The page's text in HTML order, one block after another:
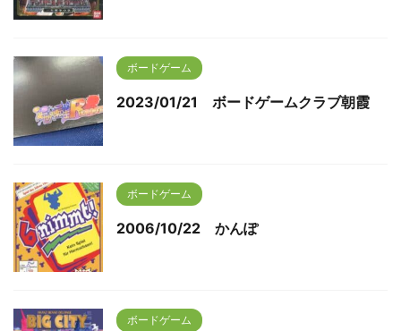
ボードゲーム
2023/01/21 ボードゲームクラブ朝霞
ボードゲーム
2006/10/22 かんぽ
ボードゲーム